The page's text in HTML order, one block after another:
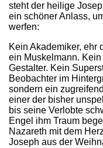
steht der heilige
ein schöner Anlass,
werfen:
Kein Akademiker, ehr
ein Muskelmann.
Gestalter. Kein
Beobachter im
sondern ein
einer der bisher
bis seine Verlobte
Engel ihm Traum
Nazareth mit dem
Joseph aus der